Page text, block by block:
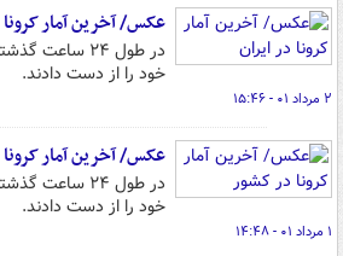
عکس/ آخرین آمار کرونا
خود را از دست دادند.
۲ مرداد ۰۱ - ۱۵:۴۶
عکس/ آخرین آمار
خود را از دست دادند.
۱ مرداد ۰۱ - ۱۴:۴۸